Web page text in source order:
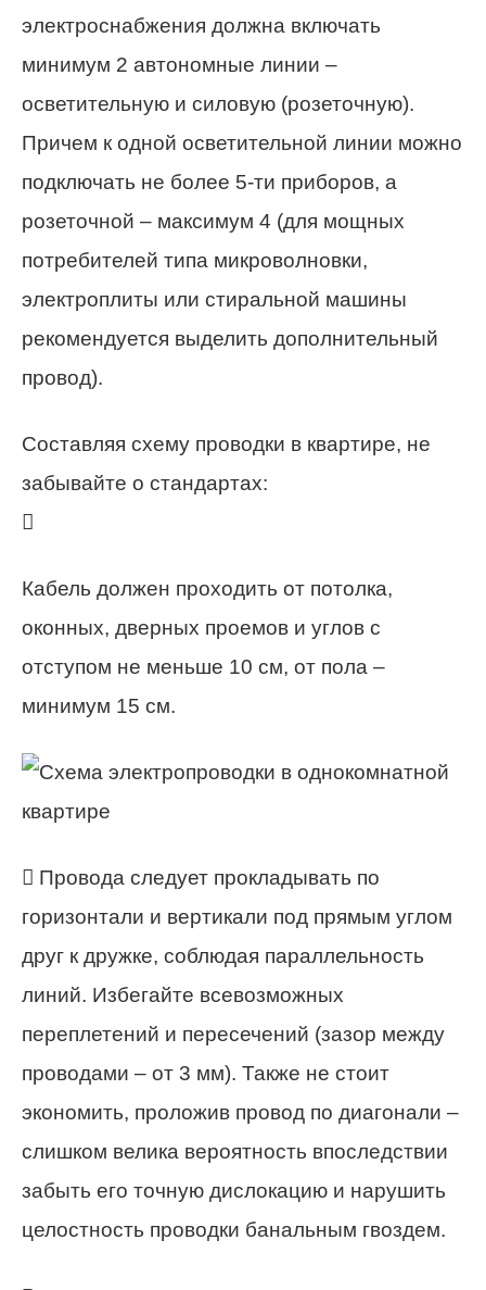
электроснабжения должна включать
минимум 2 автономные линии –
осветительную и силовую (розеточную).
Причем к одной осветительной линии можно
подключать не более 5-ти приборов, а
розеточной – максимум 4 (для мощных
потребителей типа микроволновки,
электроплиты или стиральной машины
рекомендуется выделить дополнительный
провод).
Составляя схему проводки в квартире, не
забывайте о стандартах:

Кабель должен проходить от потолка,
оконных, дверных проемов и углов с
отступом не меньше 10 см, от пола –
минимум 15 см.
 Провода следует прокладывать по
горизонтали и вертикали под прямым углом
друг к дружке, соблюдая параллельность
линий. Избегайте всевозможных
переплетений и пересечений (зазор между
проводами – от 3 мм). Также не стоит
экономить, проложив провод по диагонали –
слишком велика вероятность впоследствии
забыть его точную дислокацию и нарушить
целостность проводки банальным гвоздем.